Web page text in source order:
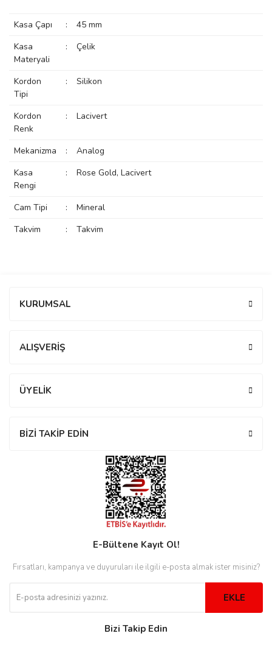
Kasa Çapı :
45 mm
Kasa
Materyali
: Çelik
Kordon
Tipi
: Silikon
Kordon
Renk
: Lacivert
Mekanizma :
Analog
Kasa
Rengi
: Rose Gold, Lacivert
Cam Tipi :
Mineral
Takvim
: Takvim
KURUMSAL
ALIŞVERİŞ
ÜYELİK
BİZİ TAKİP EDİN
E-Bültene Kayıt Ol!
Fırsatları, kampanya ve duyuruları ile ilgili e-posta almak ister misiniz?
EKLE
Bizi Takip Edin